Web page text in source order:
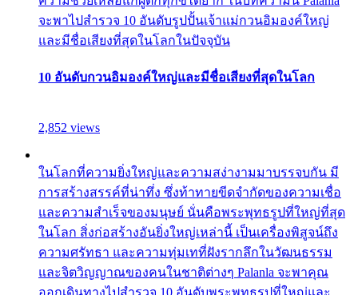
จะพาไปสำรวจ 10 อันดับรูปปั้นเจ้าแม่กวนอิมองค์ใหญ่
และมีชื่อเสียงที่สุดในโลกในปัจจุบัน
10 อันดับกวนอิมองค์ใหญ่และมีชื่อเสียงที่สุดในโลก
2,852 views
ในโลกที่ความยิ่งใหญ่และความสง่างามมาบรรจบกัน มี
การสร้างสรรค์ที่น่าทึ่ง ซึ่งท้าทายขีดจำกัดของความเชื่อ
และความสำเร็จของมนุษย์ นั่นคือพระพุทธรูปที่ใหญ่ที่สุด
ในโลก สิ่งก่อสร้างอันยิ่งใหญ่เหล่านี้ เป็นเครื่องพิสูจน์ถึง
ความศรัทธา และความทุ่มเทที่ฝังรากลึกในวัฒนธรรม
และจิตวิญญาณของคนในชาติต่างๆ Palanla จะพาคุณ